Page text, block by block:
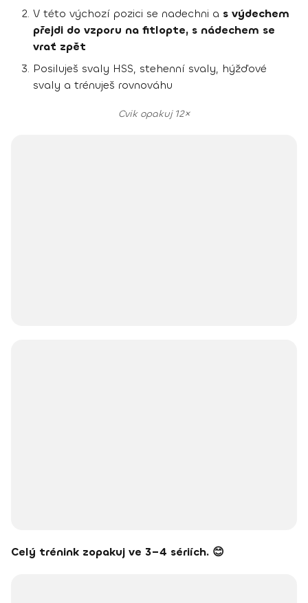
V této výchozí pozici se nadechni a s výdechem
přejdi do vzporu na fitlopte, s nádechem se
vrať zpět
Posiluješ svaly HSS, stehenní svaly, hýžďové
svaly a trénuješ rovnováhu
Cvik opakuj 12×
Celý trénink zopakuj ve 3–4 sériích. 😊